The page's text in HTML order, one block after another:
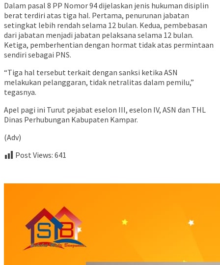
Dalam pasal 8 PP Nomor 94 dijelaskan jenis hukuman disiplin
berat terdiri atas tiga hal. Pertama, penurunan jabatan
setingkat lebih rendah selama 12 bulan. Kedua, pembebasan
dari jabatan menjadi jabatan pelaksana selama 12 bulan.
Ketiga, pemberhentian dengan hormat tidak atas permintaan
sendiri sebagai PNS.
“Tiga hal tersebut terkait dengan sanksi ketika ASN
melakukan pelanggaran, tidak netralitas dalam pemilu,”
tegasnya.
Apel pagi ini Turut pejabat eselon III, eselon IV, ASN dan THL
Dinas Perhubungan Kabupaten Kampar.
(Adv)
Post Views: 641